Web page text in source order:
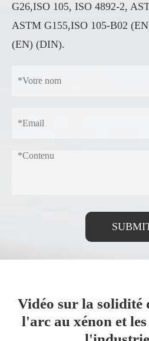
G26,ISO 105, ISO 4892-2,
ASTM G155,ISO 105-B02
(EN) (DIN).
Vidéo sur la solidité
l'arc au xénon et